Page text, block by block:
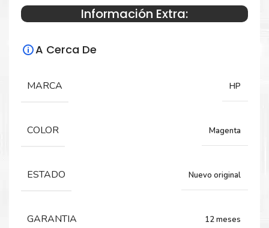
Especificaciones Técnicas
Para impresoras:
9020.
Información Extra:
A Cerca De
MARCA HP
COLOR Magenta
ESTADO Nuevo original
GARANTIA 12 meses